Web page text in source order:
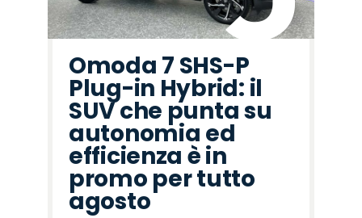
Omoda 7 SHS-P
Plug-in Hybrid: il
SUV che punta su
autonomia ed
efficienza è in
promo per tutto
agosto